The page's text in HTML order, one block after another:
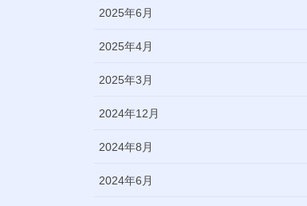
2025年6月
2025年4月
2025年3月
2024年12月
2024年8月
2024年6月